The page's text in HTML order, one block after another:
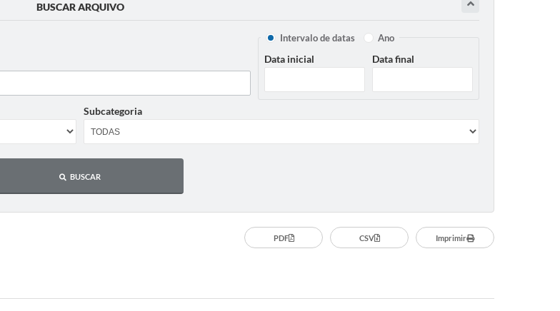
BUSCAR ARQUIVO
Intervalo de datas Ano
Data inicial Data final
Subcategoria
BUSCAR
PDF CSV Imprimir